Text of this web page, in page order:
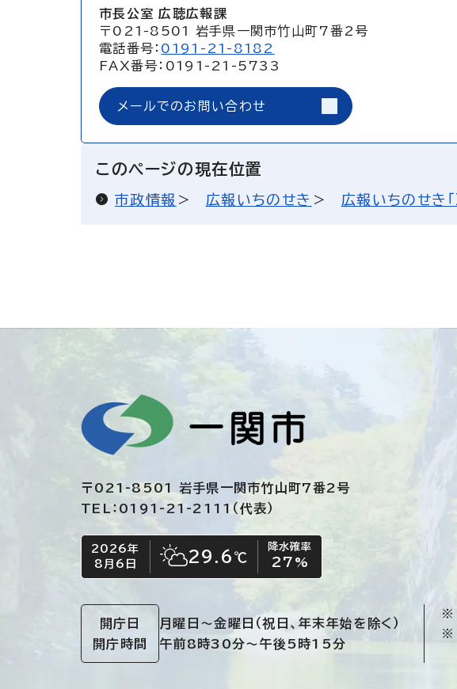
市長公室 広聴広報課
〒021-8501 岩手県一関市竹山町7番2号
電話番号： 0191-21-8182
FAX番号：0191-21-5733
メールでのお問い合わせ
このページの現在位置
市政情報 広報いちのせき 広報いちのせき
〒021-8501 岩手県一関市竹山町7番2号
TEL：0191-21-2111（代表）
今日の日付
2026年
8月6日
今日の天気
晴れ時々くもり
29.6℃
降水確率
27 %
開庁日
開庁時間
月曜日～金曜日 （祝日、年末年始を除く）
午前8時30分～午後5時15分